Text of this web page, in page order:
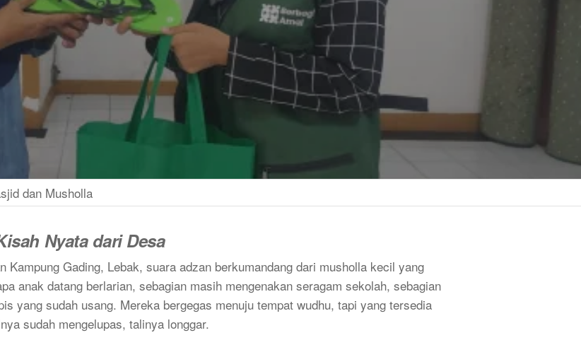
dan Musholla
Nyata dari Desa
Kampung Gading, Lebak, suara adzan berkumandang dari musholla kecil yang
anak datang berlarian, sebagian masih mengenakan seragam sekolah, sebagian
yang sudah usang. Mereka bergegas menuju tempat wudhu, tapi yang tersedia
sudah mengelupas, talinya longgar.